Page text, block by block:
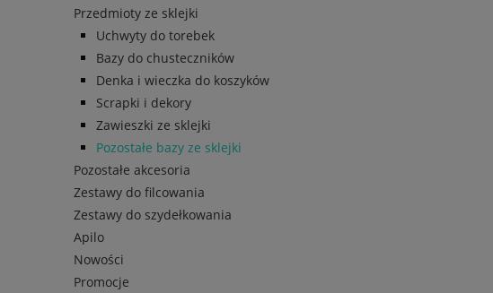
Przedmioty ze sklejki
Uchwyty do torebek
Bazy do chusteczników
Denka i wieczka do koszyków
Scrapki i dekory
Zawieszki ze sklejki
Pozostałe bazy ze sklejki
Pozostałe akcesoria
Zestawy do filcowania
Zestawy do szydełkowania
Apilo
Nowości
Promocje